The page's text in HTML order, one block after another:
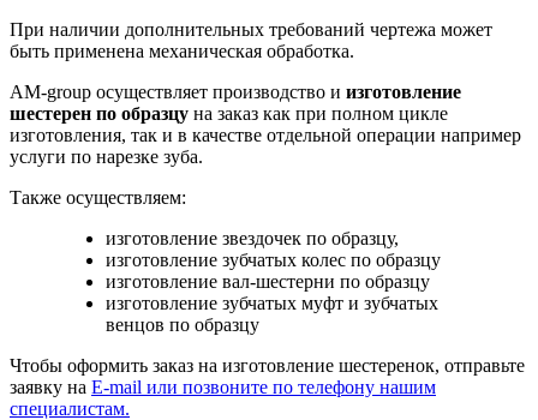
При наличии дополнительных требований чертежа может
быть применена механическая обработка.
AM-group осуществляет производство и изготовление
шестерен по образцу на заказ как при полном цикле
изготовления, так и в качестве отдельной операции например
услуги по нарезке зуба.
Также осуществляем:
изготовление звездочек по образцу,
изготовление зубчатых колес по образцу
изготовление вал-шестерни по образцу
изготовление зубчатых муфт и зубчатых
венцов по образцу
Чтобы оформить заказ на изготовление шестеренок, отправьте
заявку на E-mail или позвоните по телефону нашим
специалистам.